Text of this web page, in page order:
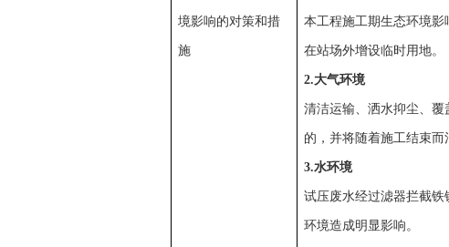
境影响的对策和措
施
本工程施工期生态环境
在站场外增设临时用地。
2.大气环境
清洁运输、洒水抑尘、
的，并将随着施工结束而
3.水环境
试压废水经过滤器拦截
环境造成明显影响。